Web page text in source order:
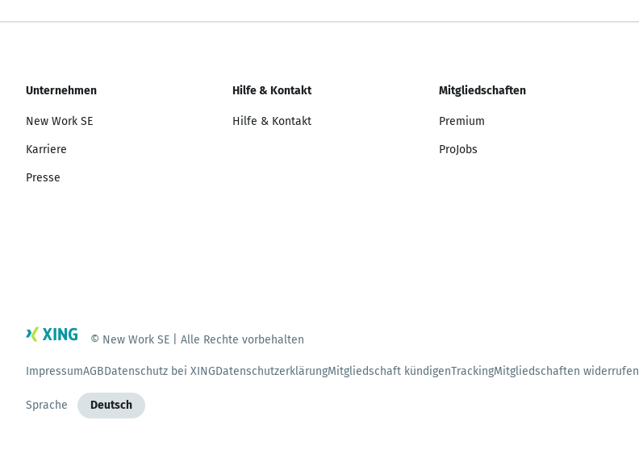
Unternehmen
New Work SE
Karriere
Presse
Hilfe & Kontakt
Hilfe & Kontakt
Mitgliedschaften
Premium
ProJobs
© New Work SE | Alle Rechte vorbehalten
ImpressumAGBDatenschutz bei XINGDatenschutzerklärungMitgliedschaft kündigenTrackingMitgliedschaften widerrufen
Sprache Deutsch